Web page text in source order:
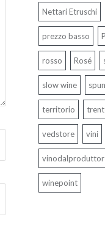
Nettari Etruschi
prezzo basso
rosso Rosé
slow wine
territorio
vedstore vini
winepoint